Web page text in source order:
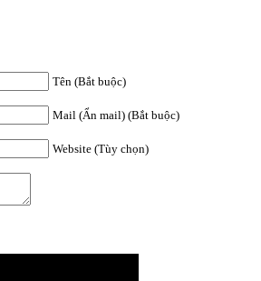
Tên (Bắt buộc)
Mail (Ẩn mail) (Bắt buộc)
Website (Tùy chọn)